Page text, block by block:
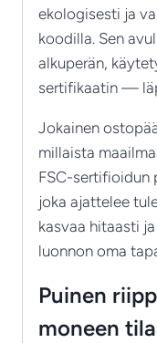
ekologisesti ja
koodilla. Sen
alkuperän,
sertifikaatin —
Jokainen
millaista
FSC-sertifioidun
joka ajattelee
kasvaa hitaasti
luonnon oma
Puinen
moneen